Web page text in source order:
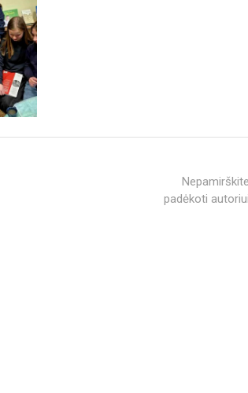
Nepamirškite
padėkoti autoriui